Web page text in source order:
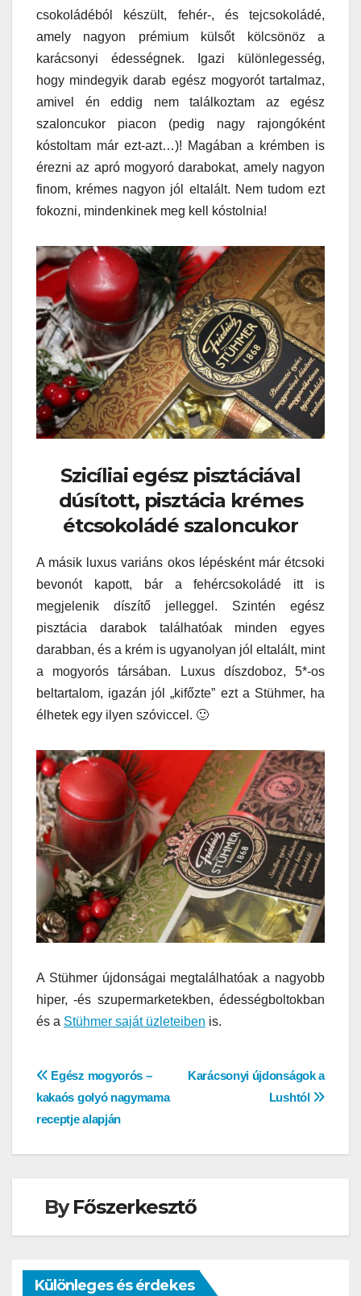
csokoládéból készült, fehér-, és tejcsokoládé,
amely nagyon prémium külsőt kölcsönöz a
karácsonyi édességnek. Igazi különlegesség,
hogy mindegyik darab egész mogyorót tartalmaz,
amivel én eddig nem találkoztam az egész
szaloncukor piacon (pedig nagy rajongóként
kóstoltam már ezt-azt…)! Magában a krémben is
érezni az apró mogyoró darabokat, amely nagyon
finom, krémes nagyon jól eltalált. Nem tudom ezt
fokozni, mindenkinek meg kell kóstolnia!
Szicíliai egész pisztáciával
dúsított, pisztácia krémes
étcsokoládé szaloncukor
A másik luxus variáns okos lépésként már étcsoki
bevonót kapott, bár a fehércsokoládé itt is
megjelenik díszítő jelleggel. Szintén egész
pisztácia darabok találhatóak minden egyes
darabban, és a krém is ugyanolyan jól eltalált, mint
a mogyorós társában. Luxus díszdoboz, 5*-os
beltartalom, igazán jól „kifőzte” ezt a Stühmer, ha
élhetek egy ilyen szóviccel. 🙂
A Stühmer újdonságai megtalálhatóak a nagyobb
hiper, -és szupermarketekben, édességboltokban
és a Stühmer saját üzleteiben is.
Bejegyzés
navigáció
Karácsonyi újdonságok a
Lushtól
Egész mogyorós –
kakaós golyó nagymama
receptje alapján
ByFőszerkesztő
Különleges és érdekes